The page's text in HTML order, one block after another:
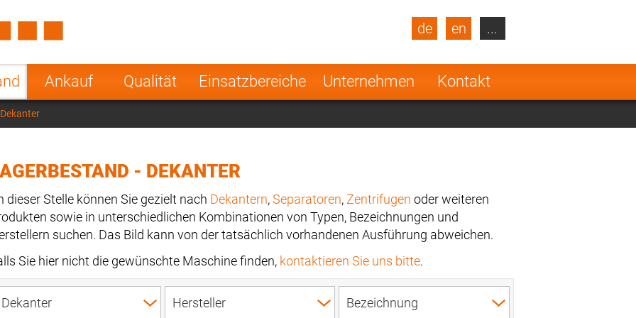
Ankauf Qualität Einsatzbereiche Unternehmen Kontakt
de en
Turkey
Poland Norway
Netherlands
India
...
- DEKANTER
dieser Stelle können Sie gezielt nach Dekantern,Separatoren, Zentrifugen oder weiteren
sowie in unterschiedlichen Kombinationen von Typen, Bezeichnungen und
suchen. Das Bild kann von der tatsächlich vorhandenen Ausführung abweichen.
Sie hier nicht die gewünschte Maschine finden, kontaktieren Sie uns bitte.